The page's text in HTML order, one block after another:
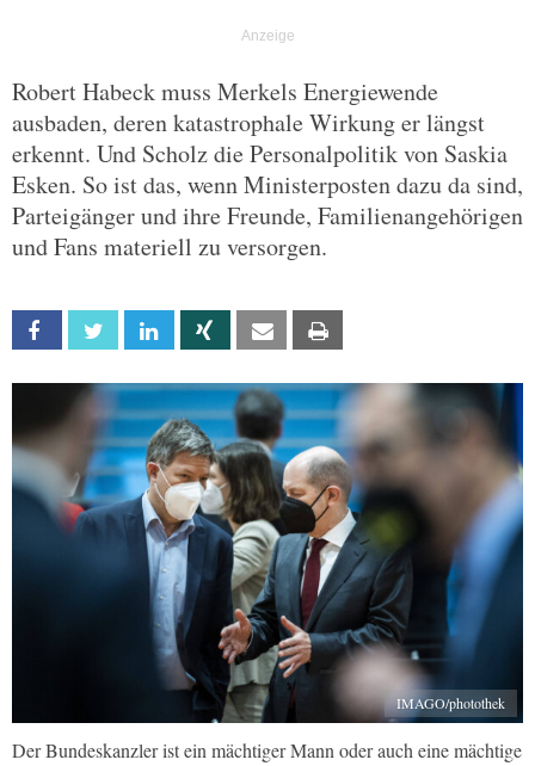
Robert Habeck muss Merkels Energiewende
ausbaden, deren katastrophale Wirkung er längst
erkennt. Und Scholz die Personalpolitik von Saskia
Esken. So ist das, wenn Ministerposten dazu da sind,
Parteigänger und ihre Freunde, Familienangehörigen
und Fans materiell zu versorgen.
Facebook Twitter Linkedin Xing Email
IMAGO/photothek
Der Bundeskanzler ist ein mächtiger Mann oder auch eine mächtige